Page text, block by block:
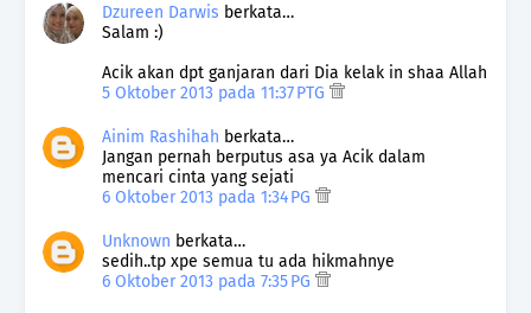
Dzureen Darwis berkata…
Salam :)
Acik akan dpt ganjaran dari Dia kelak in shaa Allah
5 Oktober 2013 pada 11:37 PTG
Ainim Rashihah berkata…
Jangan pernah berputus asa ya Acik dalam
mencari cinta yang sejati
6 Oktober 2013 pada 1:34 PG
Unknown berkata…
sedih..tp xpe semua tu ada hikmahnye
6 Oktober 2013 pada 7:35 PG